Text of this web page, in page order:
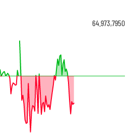
64.973,7950